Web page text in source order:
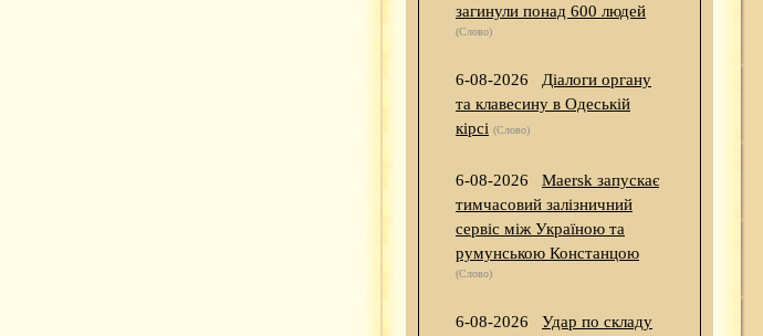
загинули понад 600 людей
(Слово)
6-08-2026
Діалоги органу
та клавесину в Одеській
кірсі (Слово)
6-08-2026
Maersk запускає
тимчасовий залізничний
сервіс між Україною та
румунською Констанцою
(Слово)
6-08-2026
Удар по складу